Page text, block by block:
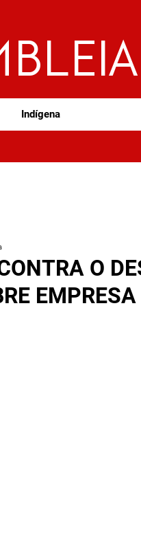
Indígena
O